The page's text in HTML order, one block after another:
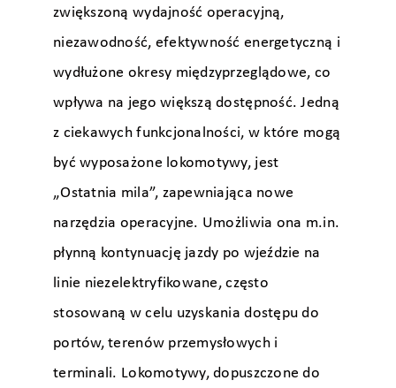
zwiększoną wydajność operacyjną,
niezawodność, efektywność energetyczną i
wydłużone okresy międzyprzeglądowe, co
wpływa na jego większą dostępność. Jedną
z ciekawych funkcjonalności, w które mogą
być wyposażone lokomotywy, jest
„Ostatnia mila”, zapewniająca nowe
narzędzia operacyjne. Umożliwia ona m.in.
płynną kontynuację jazdy po wjeździe na
linie niezelektryfikowane, często
stosowaną w celu uzyskania dostępu do
portów, terenów przemysłowych i
terminali. Lokomotywy, dopuszczone do